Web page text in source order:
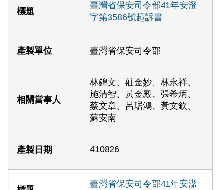
臺灣省保安司令部41年安澄
字第3586號起訴書
臺灣省保安司令部
林錦文、莊金妙、林永祥、
施清智、黃金殿、張希炳、
蔡文章、呂琚鴻、黃文欽、
蘇安南
410826
臺灣省保安司令部41年安潔